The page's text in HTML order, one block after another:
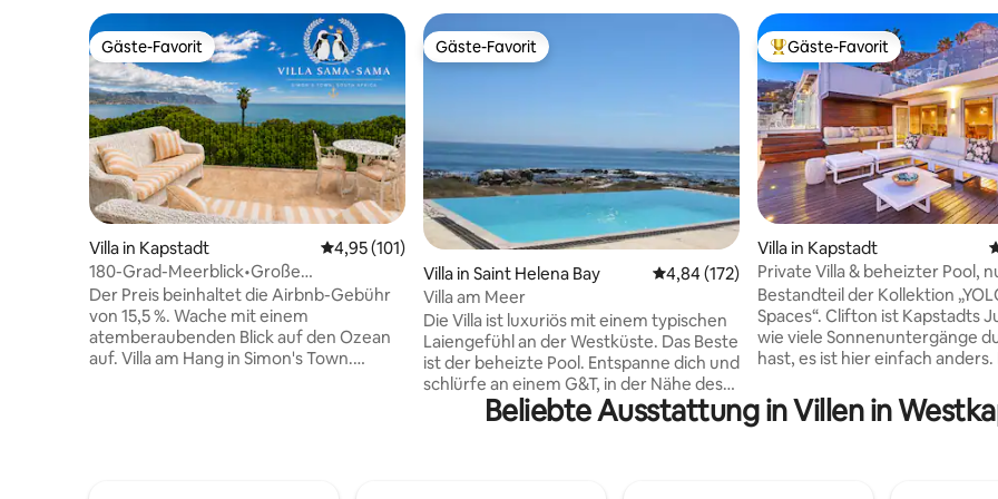
Gäste-Favorit
Gäste-Favorit
Villa in Kapstadt Durchschnittliche Bewertung: 4,95 von 5, 101 Bewertungen
4,95 (101)
180-Grad-Meerblick•Große
Villa•Strände•Pinguine
Der Preis beinhaltet die Airbnb-Gebühr
von 15,5 %. Wache mit einem
atemberaubenden Blick auf den Ozean
auf. Villa am Hang in Simon's Town.
Gäste-Favorit
Gäste-Favorit
Villa in Saint Helena Bay Durchschnittliche Bewertung: 4,84 von 5,
4,84 (172)
Villa am Meer
Die Villa ist luxuriös mit einem typischen
Laiengefühl an der Westküste. Das Beste
ist der beheizte Pool. Entspanne dich und
schlürfe an einem G&T, in der Nähe des
Ozeans und der tollen Aussicht. Beste
Lage, 30 m vom Strand entfernt. Paare
Beliebter Gäste-Favorit.
Gäste-Favorit
Villa in Kapstadt
Private Villa & beheizter Pool,
Schritte vom Strand entfernt
Bestandteil der Kollektion
Spaces“. Clifton ist Kapstadts Juwel, egal,
wie viele Sonnenuntergänge
hast, es ist hier einfach anders.
Promenade, in einer windfreien
im Herzen des
Beliebte Ausstattung in Villen in